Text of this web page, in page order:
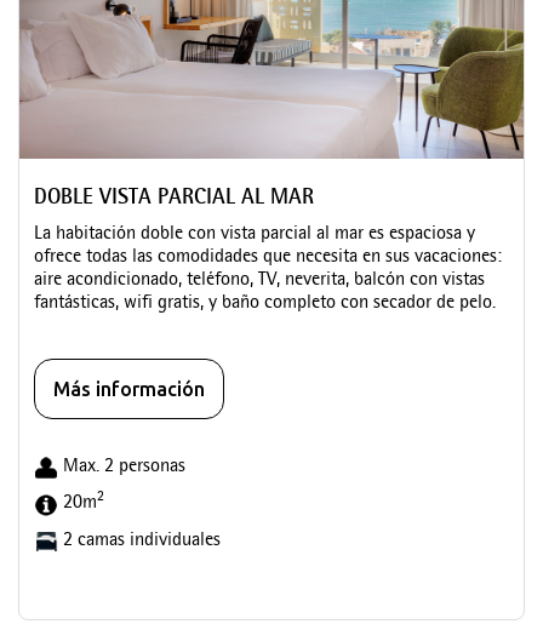
DOBLE VISTA PARCIAL AL MAR
La habitación doble con vista parcial al mar es espaciosa y
ofrece todas las comodidades que necesita en sus vacaciones:
aire acondicionado, teléfono, TV, neverita, balcón con vistas
fantásticas, wifi gratis, y baño completo con secador de pelo.
Más información
Max. 2 personas
20m2
2 camas individuales